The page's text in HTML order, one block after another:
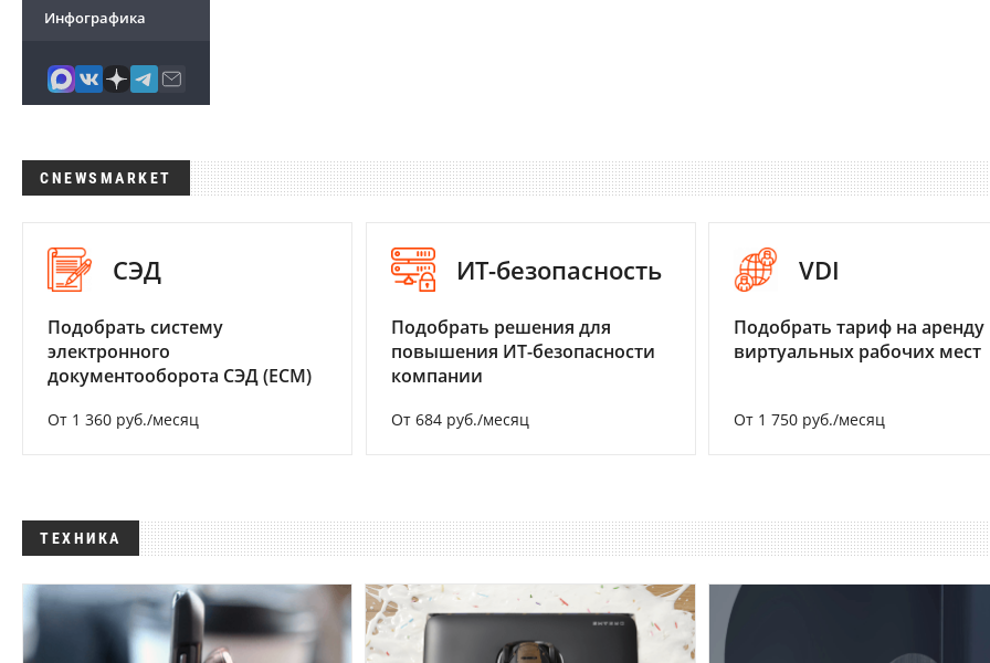
Инфографика
CNEWSMARKET
СЭД
Подобрать систему
электронного
документооборота СЭД (ECM)
От 1 360 руб./месяц
ИТ-безопасность
Подобрать решения для
повышения ИТ-безопасности
компании
От 684 руб./месяц
VDI
Подобрать тариф на аренду
виртуальных рабочих мест
От 1 750 руб./месяц
ТЕХНИКА